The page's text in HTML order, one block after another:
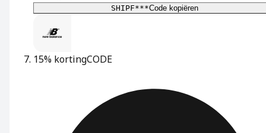
SHIPF***Code kopiëren
15% kortingCODE